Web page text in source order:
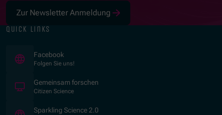
Zur Newsletter Anmeldung
quick links
Facebook
Folgen Sie uns!
Gemeinsam forschen
Citizen Science
Sparkling Science 2.0